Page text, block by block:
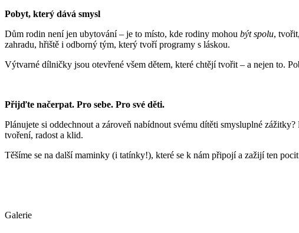
Pobyt, který dává smysl
Dům rodin není jen ubytování – je to místo, kde rodiny mohou být spolu,
zahradu, hřiště i odborný tým, který tvoří programy s láskou.
Výtvarné dílničky jsou otevřené všem dětem, které chtějí tvořit – a nejen to.
Přijďte načerpat. Pro sebe. Pro své děti.
Plánujete si oddechnout a zároveň nabídnout svému dítěti smysluplné
tvoření, radost a klid.
Těšíme se na další maminky (i tatínky!), které se k nám připojí a zažijí ten
Galerie